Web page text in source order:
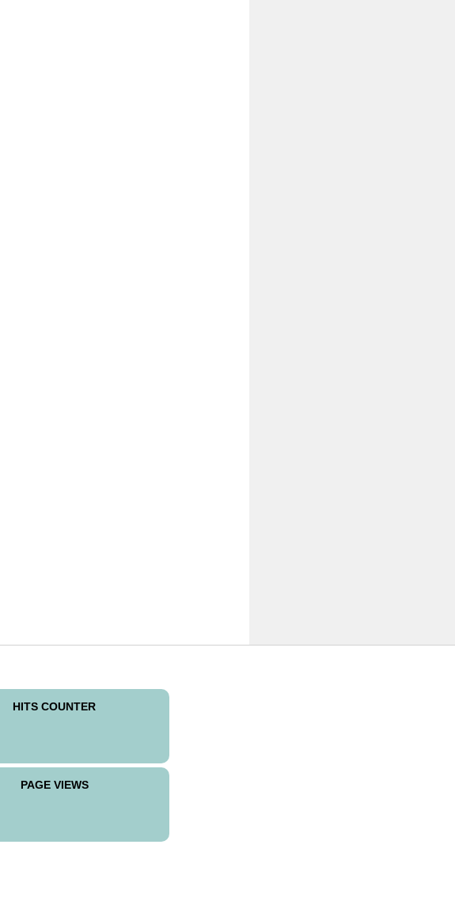
HITS COUNTER
PAGE VIEWS